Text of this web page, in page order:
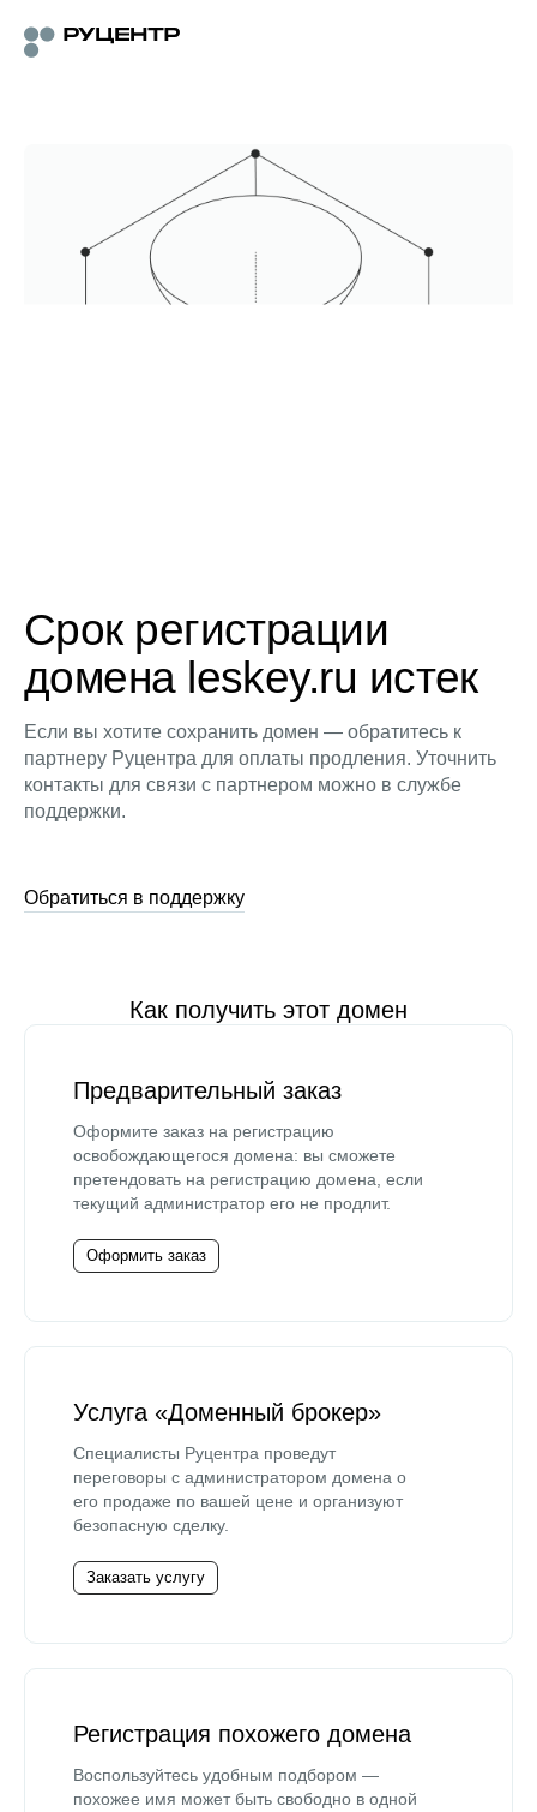
Срок регистрации
домена leskey.ru истек
Если вы хотите сохранить домен — обратитесь к
партнеру Руцентра для оплаты продления. Уточнить
контакты для связи с партнером можно в службе
поддержки.
Обратиться в поддержку
Как получить этот домен
Предварительный заказ
Оформите заказ на регистрацию
освобождающегося домена: вы сможете
претендовать на регистрацию домена, если
текущий администратор его не продлит.
Оформить заказ
Услуга «Доменный брокер»
Специалисты Руцентра проведут
переговоры с администратором домена о
его продаже по вашей цене и организуют
безопасную сделку.
Заказать услугу
Регистрация похожего домена
Воспользуйтесь удобным подбором —
похожее имя может быть свободно в одной